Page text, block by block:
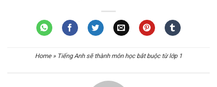
Home» Tiếng Anh sẽ thành môn học bắt buộc từ lớp 1